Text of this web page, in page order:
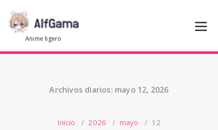
contenido
Anime ligero
Archivos diarios: mayo 12, 2026
Inicio / 2026 / mayo / 12